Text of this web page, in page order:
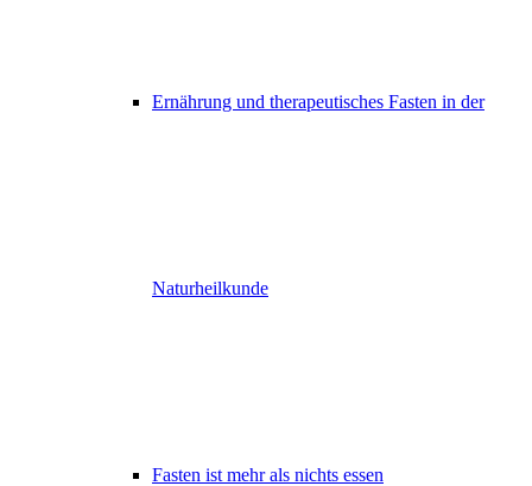
Ernährung und therapeutisches Fasten in der
Naturheilkunde
Fasten ist mehr als nichts essen